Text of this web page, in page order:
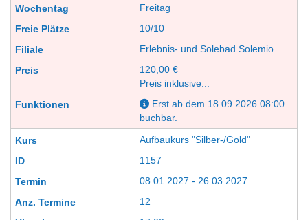
Freitag
10/10
Erlebnis- und Solebad Solemio
120,00 €
Preis inklusive...
Erst ab dem 18.09.2026 08:00
buchbar.
Aufbaukurs "Silber-/Gold"
1157
08.01.2027 - 26.03.2027
12